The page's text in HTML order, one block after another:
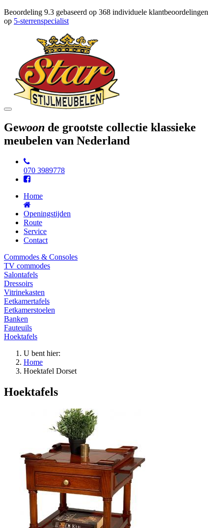
Beoordeling 9.3 gebaseerd op 368 individuele klantbeoordelingen
op 5-sterrenspecialist
Toggle
Gewoon de grootste collectie klassieke
meubelen van Nederland
070 3989778
Home
Openingstijden
Route
Service
Contact
Commodes & Consoles
TV commodes
Salontafels
Dressoirs
Vitrinekasten
Eetkamertafels
Eetkamerstoelen
Banken
Fauteuils
Hoektafels
U bent hier:
Home
Hoektafel Dorset
Hoektafels